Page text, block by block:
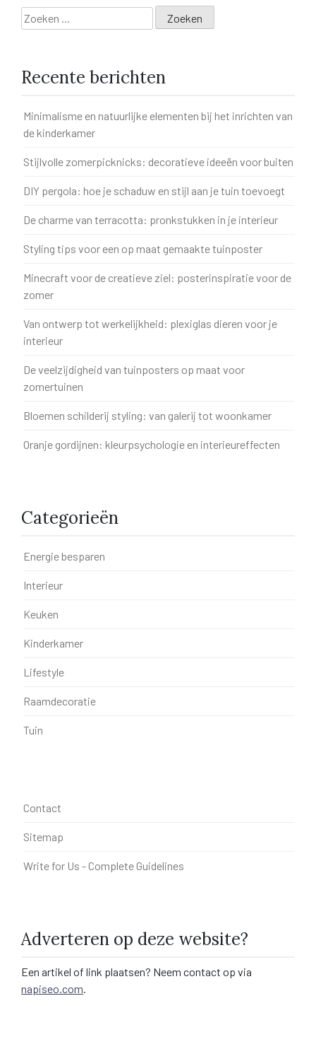
Zoeken
naar:
Recente berichten
Minimalisme en natuurlijke elementen bij het inrichten van
de kinderkamer
Stijlvolle zomerpicknicks: decoratieve ideeën voor buiten
DIY pergola: hoe je schaduw en stijl aan je tuin toevoegt
De charme van terracotta: pronkstukken in je interieur
Styling tips voor een op maat gemaakte tuinposter
Minecraft voor de creatieve ziel: posterinspiratie voor de
zomer
Van ontwerp tot werkelijkheid: plexiglas dieren voor je
interieur
De veelzijdigheid van tuinposters op maat voor
zomertuinen
Bloemen schilderij styling: van galerij tot woonkamer
Oranje gordijnen: kleurpsychologie en interieureffecten
Categorieën
Energie besparen
Interieur
Keuken
Kinderkamer
Lifestyle
Raamdecoratie
Tuin
Contact
Sitemap
Write for Us - Complete Guidelines
Adverteren op deze website?
Een artikel of link plaatsen? Neem contact op via
napiseo.com.